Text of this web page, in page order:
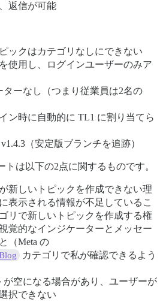
返信が可能
ックはカテゴリなしにできない
使用し、ログインユーザーのみア
ーなし（つまり従業員は2名の
ン時に自動的に TL1 に割り当てら
（安定版ブランチを追跡）
は以下の2点に関するものです。
新しいトピックを作成できない理
表示される情報が不足しているこ
リで新しいトピックを作成する権
覚的なインジケーターとメッセー
（Meta の
カテゴリで私が確認できるよう
が空になる場合があり、ユーザーが
択できない